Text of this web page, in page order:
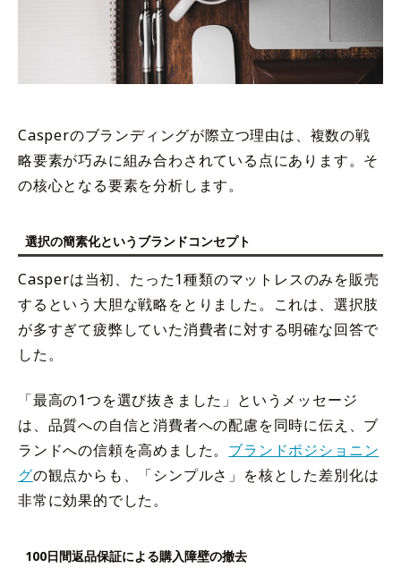
Casperのブランディングが際立つ理由は、複数の戦
略要素が巧みに組み合わされている点にあります。そ
の核心となる要素を分析します。
選択の簡素化というブランドコンセプト
Casperは当初、たった1種類のマットレスのみを販売
するという大胆な戦略をとりました。これは、選択肢
が多すぎて疲弊していた消費者に対する明確な回答で
した。
「最高の1つを選び抜きました」というメッセージ
は、品質への自信と消費者への配慮を同時に伝え、ブ
ランドへの信頼を高めました。 ブランドポジショニン
グの観点からも、「シンプルさ」を核とした差別化は
非常に効果的でした。
100日間返品保証による購入障壁の撤去